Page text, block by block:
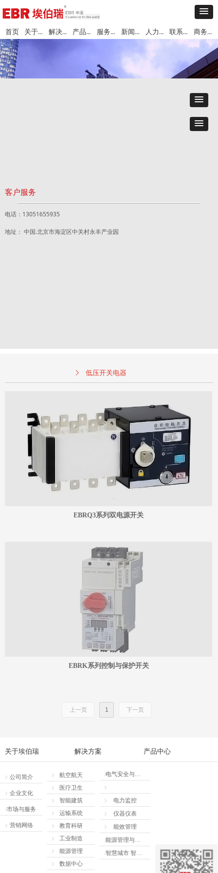
首页 关于埃伯瑞 解决方案 产品中心 服务与支持 新闻中心 人力资源 联系我们 商务合作
EBRQ3系列双电源开关
EBRK系列控制与保护开关
上一页 1 下一页
ꄲ 低压开关电器
客户服务
电话：13051655935
地址： 中国.北京市海淀区中关村永丰产业园
关于埃伯瑞 解决方案 产品中心
公司简介
企业文化
市场与服务
营销网络
航空航天
医疗卫生
智能建筑
运输系统
教育科研
工业制造
能源管理
数据中心
电气安全与保护
电力监控
仪器仪表
能效管理
能源管理与节能
智慧城市 智慧管理系统